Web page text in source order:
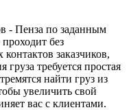
- Пенза по заданным
без
заказчиков,
требуется простая
найти груз из
увеличить свой
вас с клиентами.